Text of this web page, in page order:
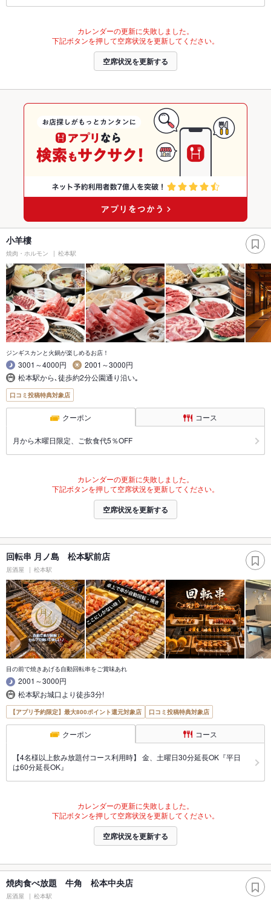
カレンダーの更新に失敗しました。
下記ボタンを押して空席状況を更新してください。
空席状況を更新する
小羊樓
焼肉・ホルモン 松本駅
ジンギスカンと火鍋が楽しめるお店！
3001～4000円
2001～3000円
松本駅から､徒歩約2分公園通り沿い｡
口コミ投稿特典対象店
クーポン コース
月から木曜日限定、ご飲食代5％OFF
カレンダーの更新に失敗しました。
下記ボタンを押して空席状況を更新してください。
空席状況を更新する
回転串 月ノ島 松本駅前店
居酒屋 松本駅
目の前で焼きあげる自動回転串をご賞味あれ
2001～3000円
松本駅お城口より徒歩3分!
【アプリ予約限定】最大800ポイント還元対象店 口コミ投稿特典対象店
クーポン コース
【4名様以上飲み放題付コース利用時】 金、土曜日30分延長OK『平日
は60分延長OK』
カレンダーの更新に失敗しました。
下記ボタンを押して空席状況を更新してください。
空席状況を更新する
焼肉食べ放題 牛角 松本中央店
居酒屋 松本駅